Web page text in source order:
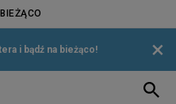
i bądź na bieżąco! ×